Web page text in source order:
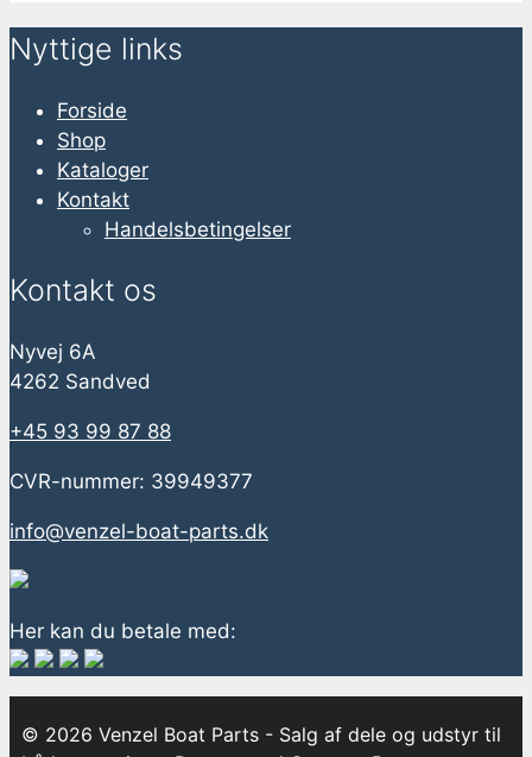
Nyttige links
Forside
Shop
Kataloger
Kontakt
Handelsbetingelser
Kontakt os
Nyvej 6A
4262 Sandved
+45 93 99 87 88
CVR-nummer: 39949377
info@venzel-boat-parts.dk
Her kan du betale med:
© 2026 Venzel Boat Parts - Salg af dele og udstyr til